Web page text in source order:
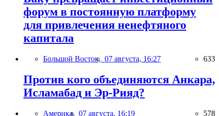
форум в постоянную платформу
для привлечения ненефтяного
капитала
Большой Восток, 07 августа, 16:27 633
Против кого объединяются Анкара,
Исламабад и Эр-Рияд?
Америка, 07 августа, 16:19 578